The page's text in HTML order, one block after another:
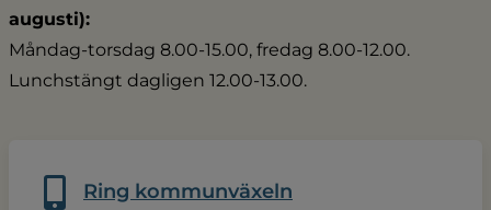
augusti):
Måndag-torsdag 8.00-15.00, fredag 8.00-12.00.
Lunchstängt dagligen 12.00-13.00.
Ring kommunväxeln